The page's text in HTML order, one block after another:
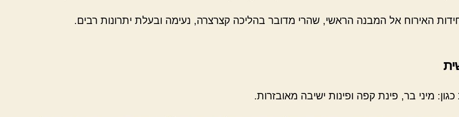
האירוח אל המבנה הראשי, שהרי מדובר בהליכה קצרצרה, נעימה ובעלת יתרונות רבים.
כגון: מיני בר, פינת קפה ופינות ישיבה מאובזרות.